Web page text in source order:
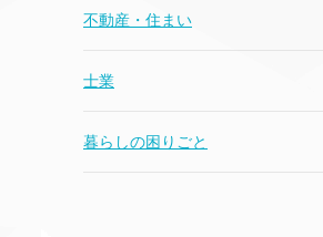
不動産・住まい
士業
暮らしの困りごと